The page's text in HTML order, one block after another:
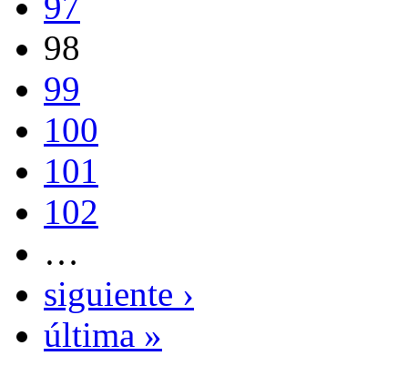
98
99
100
101
102
…
siguiente ›
última »